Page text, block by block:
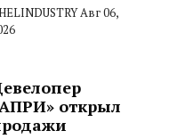
Авг 06,
открыл